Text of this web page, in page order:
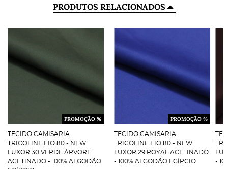
PRODUTOS RELACIONADOS
PROMOÇÃO %
TECIDO CAMISARIA
TRICOLINE FIO 80 - NEW
LUXOR 30 VERDE ÁRVORE
ACETINADO - 100% ALGODÃO
PROMOÇÃO %
TECIDO CAMISARIA
TRICOLINE FIO 80 - NEW
LUXOR 29 ROYAL ACETINADO
- 100% ALGODÃO EGÍPCIO
-